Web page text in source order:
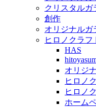
クリスタルガ
創作
オリジナルガ
ヒロノクラフ
HAS
オリジ
ヒロノ
ヒロノ
ホーム